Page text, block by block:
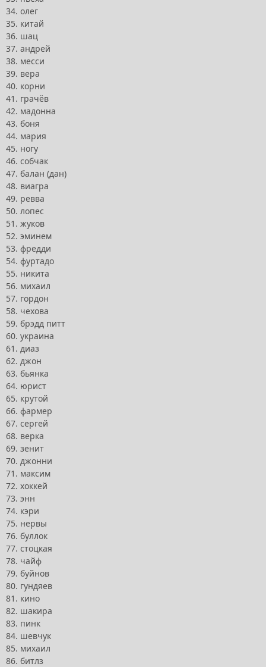
34. олег
35. китай
36. шац
37. андрей
38. месси
39. вера
40. корни
41. грачёв
42. мадонна
43. боня
44. мария
45. ногу
46. собчак
47. балан (дан)
48. виагра
49. ревва
50. лопес
51. жуков
52. эминем
53. фредди
54. фуртадо
55. никита
56. михаил
57. гордон
58. чехова
59. брэдд питт
60. украина
61. диаз
62. джон
63. бьянка
64. юрист
65. крутой
66. фармер
67. сергей
68. верка
69. зенит
70. джонни
71. максим
72. хоккей
73. энн
74. кэри
75. нервы
76. буллок
77. стоцкая
78. чайф
79. буйнов
80. гундяев
81. кино
82. шакира
83. пинк
84. шевчук
85. михаил
86. битлз